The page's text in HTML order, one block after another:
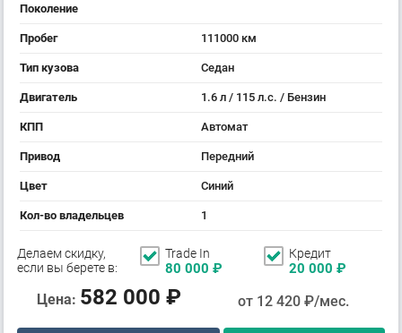
Поколение
Пробег 111000 км
Тип кузова Седан
Двигатель 1.6 л / 115 л.с. / Бензин
КПП Автомат
Привод Передний
Цвет Синий
Кол-во владельцев 1
Делаем скидку,
если вы берете в:
Trade In
80 000 ₽
Кредит
20 000 ₽
Цена: 582 000 ₽ от 12 420₽/мес.